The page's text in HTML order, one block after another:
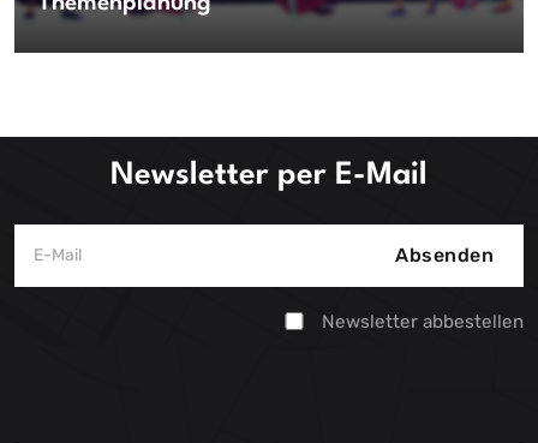
Newsletter per E-Mail
Absenden
Newsletter abbestellen